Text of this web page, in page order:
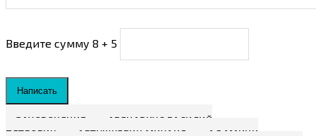
Введите сумму 8 + 5
Написать
ЗАХОРОНЕНИЯ
АВЕНАРИУС ВАСИЛИЙ